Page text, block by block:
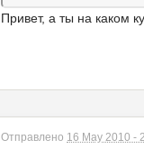
Привет, а ты на каком
Отправлено 16 May 2010 -